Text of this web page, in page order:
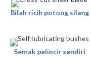
Bilah ricih potong silang
Semak pelincir sendiri